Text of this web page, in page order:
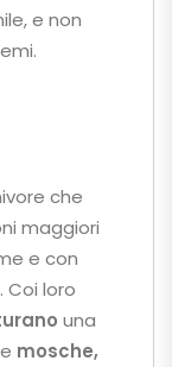
e non
che
maggiori
e con
Coi loro
una
mosche,